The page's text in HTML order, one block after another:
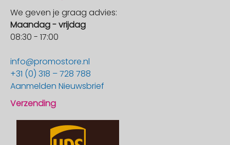
We geven je graag advies:
Maandag - vrijdag
08:30 - 17:00
info@promostore.nl
+31 (0) 318 – 728 788
Aanmelden Nieuwsbrief
Verzending